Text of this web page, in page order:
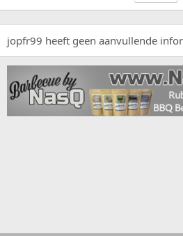
jopfr99 heeft geen aanvullende